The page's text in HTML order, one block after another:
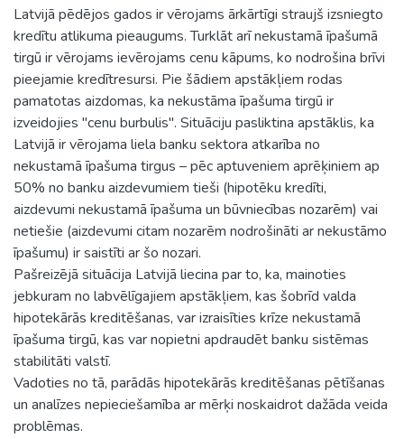
Latvijā pēdējos gados ir vērojams ārkārtīgi straujš izsniegto
kredītu atlikuma pieaugums. Turklāt arī nekustamā īpašumā
tirgū ir vērojams ievērojams cenu kāpums, ko nodrošina brīvi
pieejamie kredītresursi. Pie šādiem apstākļiem rodas
pamatotas aizdomas, ka nekustāma īpašuma tirgū ir
izveidojies "cenu burbulis". Situāciju pasliktina apstāklis, ka
Latvijā ir vērojama liela banku sektora atkarība no
nekustamā īpašuma tirgus – pēc aptuveniem aprēķiniem ap
50% no banku aizdevumiem tieši (hipotēku kredīti,
aizdevumi nekustamā īpašuma un būvniecības nozarēm) vai
netiešie (aizdevumi citam nozarēm nodrošināti ar nekustāmo
īpašumu) ir saistīti ar šo nozari.
Pašreizējā situācija Latvijā liecina par to, ka, mainoties
jebkuram no labvēlīgajiem apstākļiem, kas šobrīd valda
hipotekārās kreditēšanas, var izraisīties krīze nekustamā
īpašuma tirgū, kas var nopietni apdraudēt banku sistēmas
stabilitāti valstī.
Vadoties no tā, parādās hipotekārās kreditēšanas pētīšanas
un analīzes nepieciešamība ar mērķi noskaidrot dažāda veida
problēmas.